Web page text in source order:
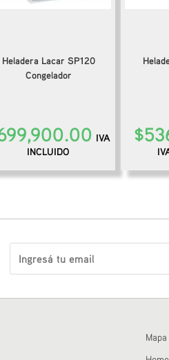
Heladera Lacar SP120
Congelador
IVA
INCLUIDO
$